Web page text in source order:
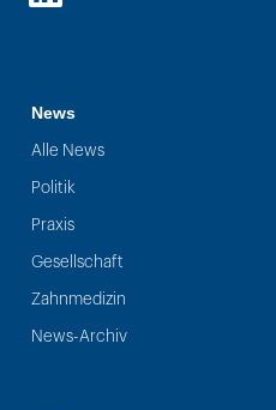
News
Alle News
Politik
Praxis
Gesellschaft
Zahnmedizin
News-Archiv